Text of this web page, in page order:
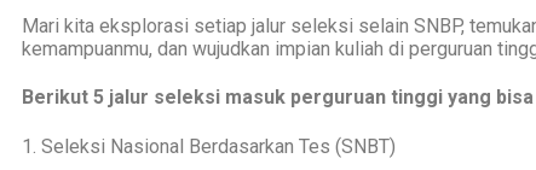
Mari kita eksplorasi setiap jalur seleksi selain SNBP,
kemampuanmu, dan wujudkan impian kuliah di perguruan
Berikut 5 jalur seleksi masuk perguruan tinggi yang
1. Seleksi Nasional Berdasarkan Tes (SNBT)